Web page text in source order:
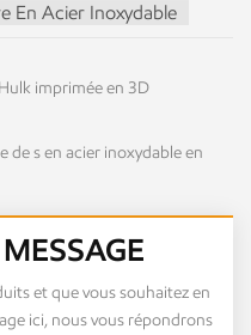
En Acier Inoxydable
imprimée en 3D
de s en acier inoxydable en
et que vous souhaitez en
ici, nous vous répondrons